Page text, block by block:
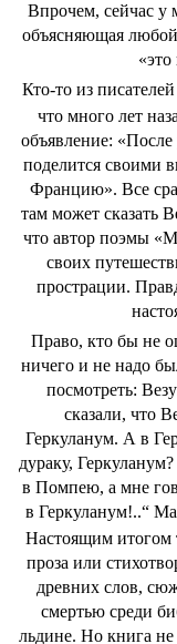
Впрочем, сейчас у
объясняющая
Кто-то из
что много лет
объявление:
поделится своими
Францию». Все
там может сказать
что автор поэмы
своих
прострации.
Право, кто бы не
ничего и не надо
посмотреть:
сказали, что
Геркуланум. А в
дураку,
в Помпею, а мне
в Геркуланум!..“
Настоящим итогом
проза или
древних слов,
смертью среди
льдине. Но книга